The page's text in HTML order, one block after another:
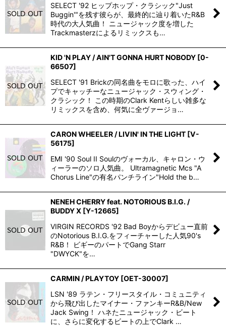
SELECT '92 ヒップホップ・クラシック"Just
Buggin'"を残す彼らが、最終的に辿り着いたR&B
時代の大人気曲！ ニュージャック度を増した
Trackmasterzによるリミックスも…
KID 'N PLAY / AIN'T GONNA HURT NOBODY [0-
66507]
SELECT '91 Brickの同名曲をモロに歌った、ハイ
プでキャッチーなニュージャック・スウィング・
クラシック！ この時期のClark Kentらしい雑多な
リミックスを含め、何気に全ヴァージョ…
CARON WHEELER / LIVIN' IN THE LIGHT [V-
56175]
EMI '90 Soul II Soulのヴォーカル、キャロン・ウ
ィーラーのソロ人気曲。 Ultramagnetic Mcs "A
Chorus Line"の有名パンチライン"Hold the b…
NENEH CHERRY feat. NOTORIOUS B.I.G. /
BUDDY X [Y-12665]
VIRGIN RECORDS '92 Bad Boyからデビュー直前
のNotorious B.I.G.をフィーチャーした人気90's
R&B！ ビギーのパートでGang Starr
"DWYCK"を…
CARMIN / PLAYTOY [OET-30007]
LSN '89 ラテン・フリースタイル・コミュニティ
から飛び出したマイナー・ファンキーR&B/New
Jack Swing！ ハネたニュージャック・ビート
に、さらに変化するビートの上でClark …